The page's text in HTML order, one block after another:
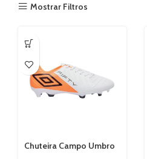
Mostrar Filtros
Chuteira Campo Umbro